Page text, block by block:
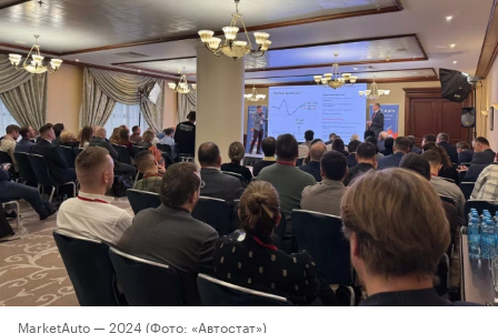
MarketAuto — 2024 (Фото: «Автостат»)